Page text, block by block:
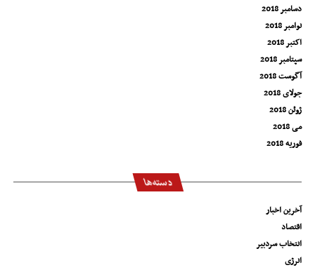
دسامبر 2018
نوامبر 2018
اکتبر 2018
سپتامبر 2018
آگوست 2018
جولای 2018
ژوئن 2018
می 2018
فوریه 2018
دسته‌ها
آخرین اخبار
اقتصاد
انتخاب سردبیر
انرژی